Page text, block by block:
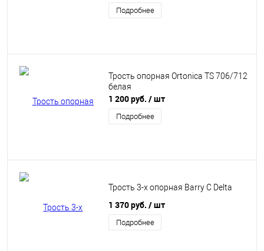
Подробнее
Трость опорная Ortonica TS 706/712
белая
1 200 руб. / шт
Подробнее
Трость 3-х опорная Barry C Delta
1 370 руб. / шт
Подробнее